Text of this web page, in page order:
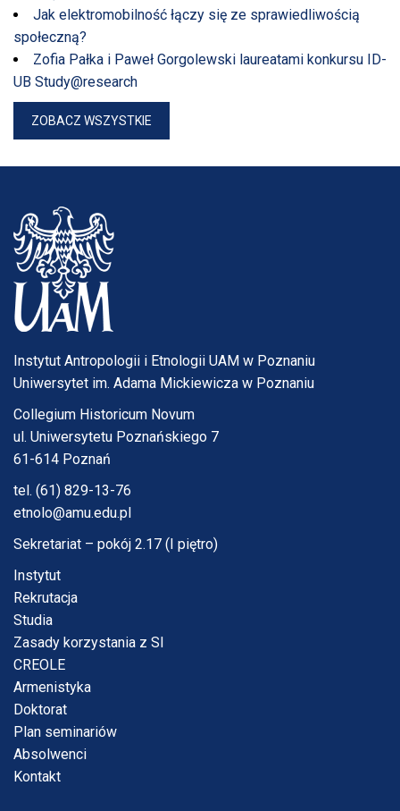
Jak elektromobilność łączy się ze sprawiedliwością
społeczną?
Zofia Pałka i Paweł Gorgolewski laureatami konkursu ID-
UB Study@research
ZOBACZ WSZYSTKIE
Instytut Antropologii i Etnologii UAM w Poznaniu
Uniwersytet im. Adama Mickiewicza w Poznaniu
Collegium Historicum Novum
ul. Uniwersytetu Poznańskiego 7
61-614 Poznań
tel. (61) 829-13-76
etnolo@amu.edu.pl
Sekretariat – pokój 2.17 (I piętro)
Instytut
Rekrutacja
Studia
Zasady korzystania z SI
CREOLE
Armenistyka
Doktorat
Plan seminariów
Absolwenci
Kontakt